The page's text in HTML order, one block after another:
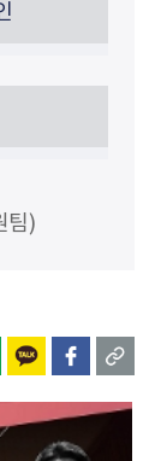
팀)